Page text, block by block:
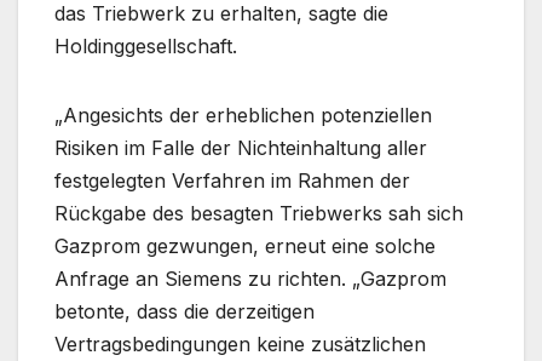
das Triebwerk zu erhalten, sagte die
Holdinggesellschaft.
„Angesichts der erheblichen potenziellen
Risiken im Falle der Nichteinhaltung aller
festgelegten Verfahren im Rahmen der
Rückgabe des besagten Triebwerks sah sich
Gazprom gezwungen, erneut eine solche
Anfrage an Siemens zu richten. „Gazprom
betonte, dass die derzeitigen
Vertragsbedingungen keine zusätzlichen